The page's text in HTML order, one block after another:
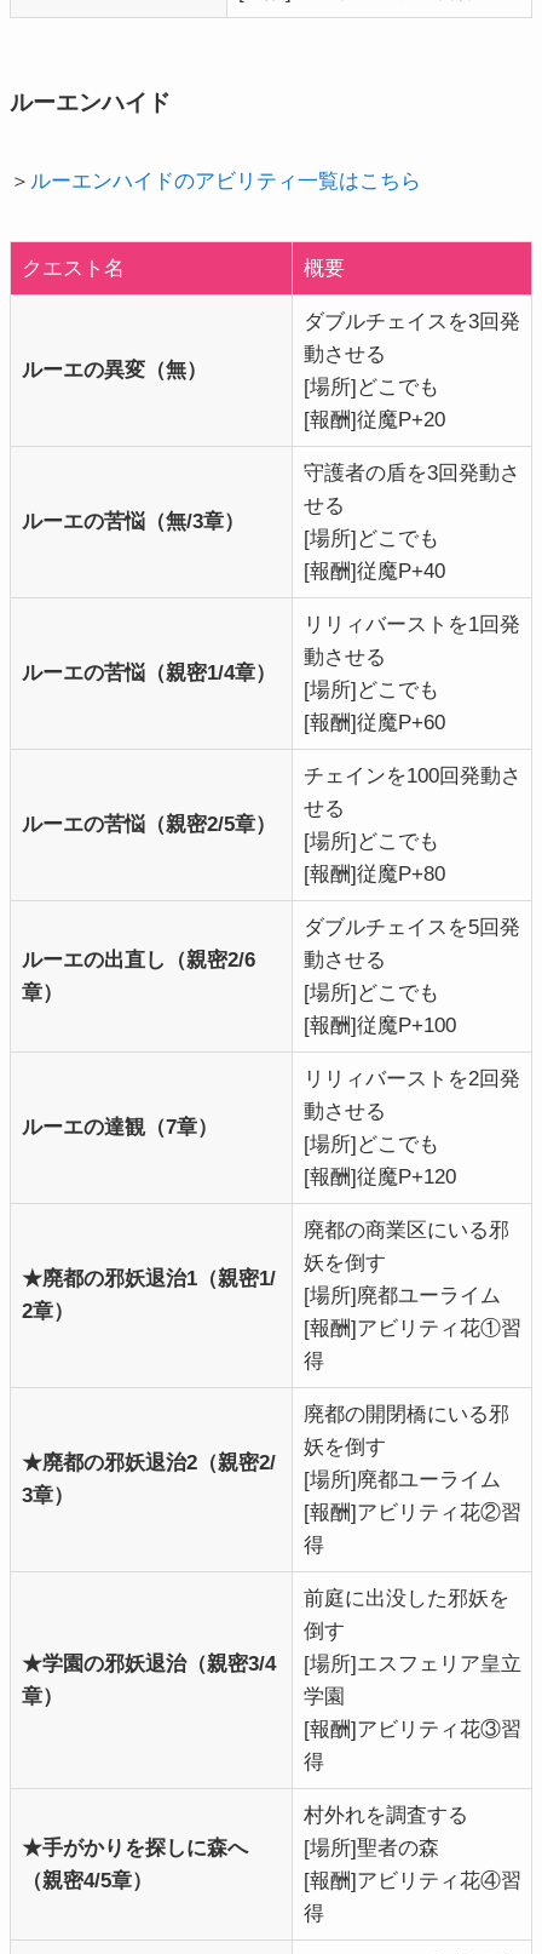
ルーエンハイド
＞ ルーエンハイドのアビリティ一覧はこちら
クエスト名 概要
ルーエの異変（無）
ダブルチェイスを3回発
動させる
[場所]どこでも
[報酬]従魔P+20
ルーエの苦悩（無/3章）
守護者の盾を3回発動さ
せる
[場所]どこでも
[報酬]従魔P+40
ルーエの苦悩（親密1/4章）
リリィバーストを1回発
動させる
[場所]どこでも
[報酬]従魔P+60
ルーエの苦悩（親密2/5章）
チェインを100回発動さ
せる
[場所]どこでも
[報酬]従魔P+80
ルーエの出直し（親密2/6
章）
ダブルチェイスを5回発
動させる
[場所]どこでも
[報酬]従魔P+100
ルーエの達観（7章）
リリィバーストを2回発
動させる
[場所]どこでも
[報酬]従魔P+120
★廃都の邪妖退治1（親密1/
2章）
廃都の商業区にいる邪
妖を倒す
[場所]廃都ユーライム
[報酬]アビリティ花①習
得
★廃都の邪妖退治2（親密2/
3章）
廃都の開閉橋にいる邪
妖を倒す
[場所]廃都ユーライム
[報酬]アビリティ花②習
得
★学園の邪妖退治（親密3/4
章）
前庭に出没した邪妖を
倒す
[場所]エスフェリア皇立
学園
[報酬]アビリティ花③習
得
★手がかりを探しに森へ
（親密4/5章）
村外れを調査する
[場所]聖者の森
[報酬]アビリティ花④習
得